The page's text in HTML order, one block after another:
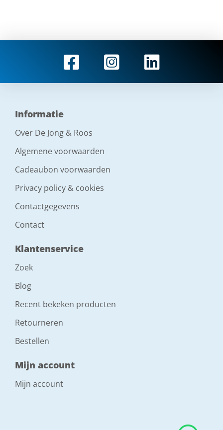
Informatie
Over De Jong & Roos
Algemene voorwaarden
Cadeaubon voorwaarden
Privacy policy & cookies
Contactgegevens
Contact
Klantenservice
Zoek
Blog
Recent bekeken producten
Retourneren
Bestellen
Mijn account
Mijn account